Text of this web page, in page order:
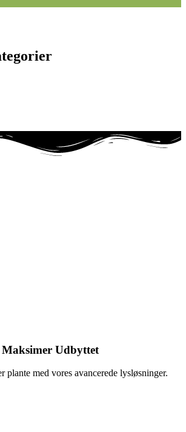
Maksimer Udbyttet
plante med vores avancerede lysløsninger.